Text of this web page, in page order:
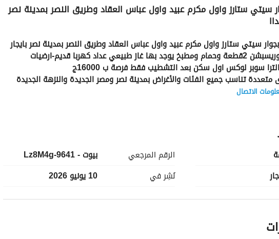
الموقع والأماكن القريبة
ستارز واول مكرم عبيد واول عباس العقاد وطريق النصر بمدينة نصر
شقة سكني / اداري للايجار بجوار سيتي ستارز واول مكرم عبيد واول عباس العقاد وطريق النصر بمدينة نصر بايجار
سوبر لوكس اول سكن بعد التشطيب فقط فرصة ب 16000ج
الاتصال
الرقم المرجعي
بيوت - 9641-Lz8M4g
نُشِر في
10 يونيو 2026